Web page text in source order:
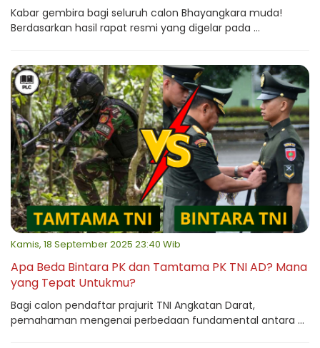
Kabar gembira bagi seluruh calon Bhayangkara muda!
Berdasarkan hasil rapat resmi yang digelar pada ...
Kamis, 18 September 2025 23:40 Wib
Apa Beda Bintara PK dan Tamtama PK TNI AD? Mana
yang Tepat Untukmu?
Bagi calon pendaftar prajurit TNI Angkatan Darat,
pemahaman mengenai perbedaan fundamental antara ...